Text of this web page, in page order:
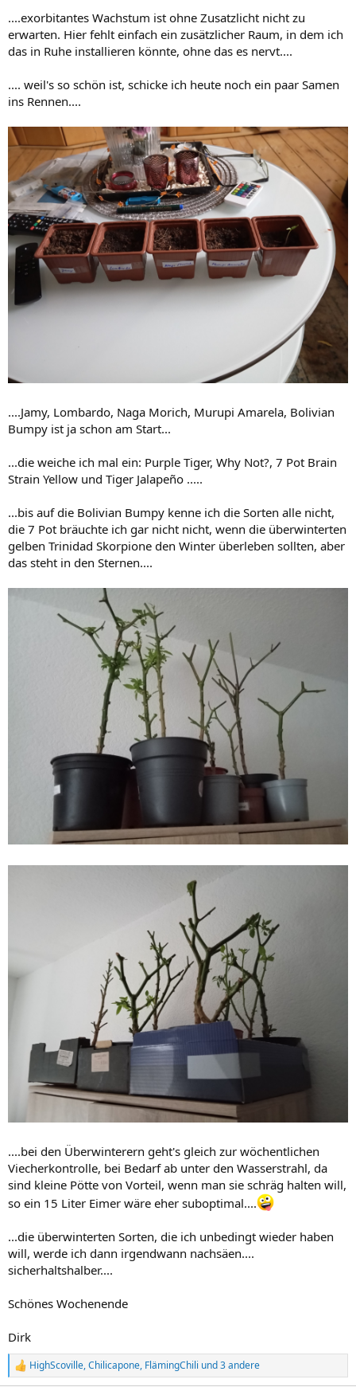
....exorbitantes Wachstum ist ohne Zusatzlicht nicht zu
erwarten. Hier fehlt einfach ein zusätzlicher Raum, in dem ich
das in Ruhe installieren könnte, ohne das es nervt....
.... weil's so schön ist, schicke ich heute noch ein paar Samen
ins Rennen....
....Jamy, Lombardo, Naga Morich, Murupi Amarela, Bolivian
Bumpy ist ja schon am Start...
...die weiche ich mal ein: Purple Tiger, Why Not?, 7 Pot Brain
Strain Yellow und Tiger Jalapeño .....
...bis auf die Bolivian Bumpy kenne ich die Sorten alle nicht,
die 7 Pot bräuchte ich gar nicht nicht, wenn die überwinterten
gelben Trinidad Skorpione den Winter überleben sollten, aber
das steht in den Sternen....
....bei den Überwinterern geht's gleich zur wöchentlichen
Viecherkontrolle, bei Bedarf ab unter den Wasserstrahl, da
sind kleine Pötte von Vorteil, wenn man sie schräg halten will,
so ein 15 Liter Eimer wäre eher suboptimal....
...die überwinterten Sorten, die ich unbedingt wieder haben
will, werde ich dann irgendwann nachsäen....
sicherhaltshalber....
Schönes Wochenende
Dirk
R
e
HighScoville,Chilicapone, FlämingChili und 3 andere